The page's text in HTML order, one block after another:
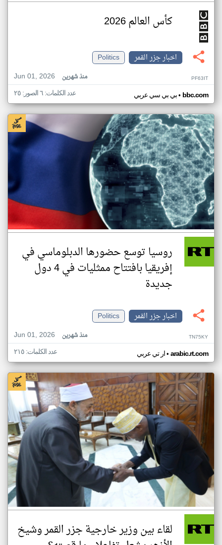
كأس العالم 2026
اخبار جزر القمر
Politics
Jun 01, 2026
منذ شهرين PF63IT
بي بي سي عربي• bbc.com عدد الكلمات: ٦ الصور: ٢٥
روسيا توسع حضورها الدبلوماسي في
إفريقيا بافتتاح ممثليات في 4 دول
جديدة
اخبار جزر القمر
Politics
Jun 01, 2026
منذ شهرين TN75KY
ار تي عربي• arabic.rt.com عدد الكلمات: ٢١٥
لقاء بين وزير خارجية جزر القمر وشيخ